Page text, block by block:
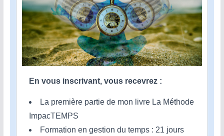
En vous inscrivant, vous recevrez :
La première partie de mon livre La Méthode
ImpacTEMPS
Formation en gestion du temps : 21 jours